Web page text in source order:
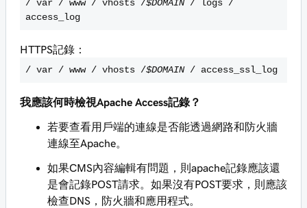
/ var / www / vhosts /$DOMAIN/ logs /
access_log
HTTPS記錄：
/ var / www / vhosts /$DOMAIN/ access_ssl_log
我應該何時檢視Apache Access記錄？
若要查看用戶端的連線是否能透過網路和防火牆
連線至Apache。
如果CMS內容編輯有問題，則apache記錄應該還
是會記錄POST請求。如果沒有POST要求，則應該
檢查DNS，防火牆和應用程式。